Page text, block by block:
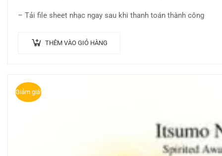
– Tải file sheet nhạc ngay sau khi thanh toán thành công
THÊM VÀO GIỎ HÀNG
Giảm giá!